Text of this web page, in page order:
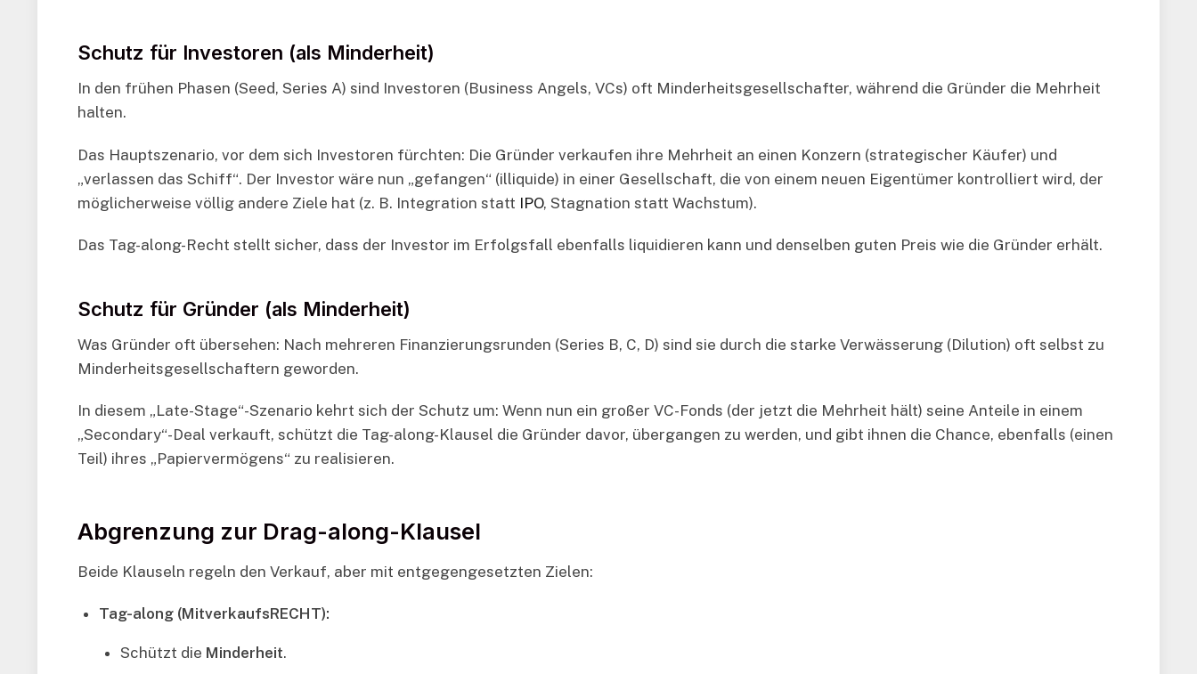
Schutz für Investoren (als Minderheit)
In den frühen Phasen (Seed, Series A) sind Investoren (Business Angels, VCs) oft Minderheitsgesellschafter, während die Gründer die Mehrheit
halten.
Das Hauptszenario, vor dem sich Investoren fürchten: Die Gründer verkaufen ihre Mehrheit an einen Konzern (strategischer Käufer) und
„verlassen das Schiff“. Der Investor wäre nun „gefangen“ (illiquide) in einer Gesellschaft, die von einem neuen Eigentümer kontrolliert wird, der
möglicherweise völlig andere Ziele hat (z. B. Integration statt IPO, Stagnation statt Wachstum).
Das Tag-along-Recht stellt sicher, dass der Investor im Erfolgsfall ebenfalls liquidieren kann und denselben guten Preis wie die Gründer erhält.
Schutz für Gründer (als Minderheit)
Was Gründer oft übersehen: Nach mehreren Finanzierungsrunden (Series B, C, D) sind sie durch die starke Verwässerung (Dilution) oft selbst zu
Minderheitsgesellschaftern geworden.
In diesem „Late-Stage“-Szenario kehrt sich der Schutz um: Wenn nun ein großer VC-Fonds (der jetzt die Mehrheit hält) seine Anteile in einem
„Secondary“-Deal verkauft, schützt die Tag-along-Klausel die Gründer davor, übergangen zu werden, und gibt ihnen die Chance, ebenfalls (einen
Teil) ihres „Papiervermögens“ zu realisieren.
Abgrenzung zur Drag-along-Klausel
Beide Klauseln regeln den Verkauf, aber mit entgegengesetzten Zielen:
Tag-along (MitverkaufsRECHT):
Schützt die Minderheit.